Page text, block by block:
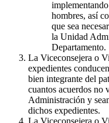
hombres, así
que sea
la Unidad
Departamento.
La Viceconsejera o
expedientes
bien integrante del
cuantos acuerdos no
Administración y
dichos expedientes.